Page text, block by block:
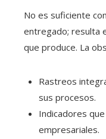
No es suficiente
entregado; resulta
que produce. La
Rastreos
sus procesos.
Indicadores
empresariales.